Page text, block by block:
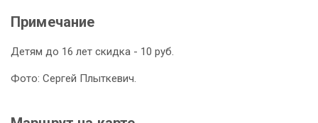
Примечание
Детям до 16 лет скидка - 10 руб.
Фото: Сергей Плыткевич.